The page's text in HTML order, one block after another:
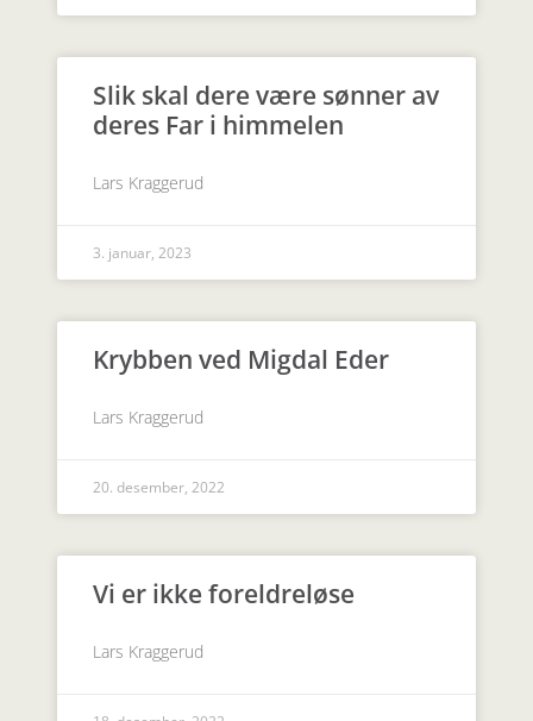
Slik skal dere være sønner av
deres Far i himmelen
Lars Kraggerud
3. januar, 2023
Krybben ved Migdal Eder
Lars Kraggerud
20. desember, 2022
Vi er ikke foreldreløse
Lars Kraggerud